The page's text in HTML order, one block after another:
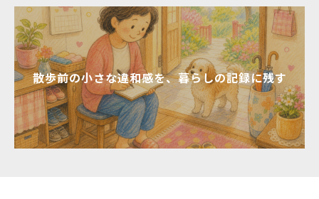
散歩前の小さな違和感を、暮らしの記録に残す